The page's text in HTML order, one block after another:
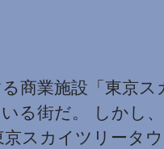
商業施設「東京
る街だ。 しかし
スカイツリータ